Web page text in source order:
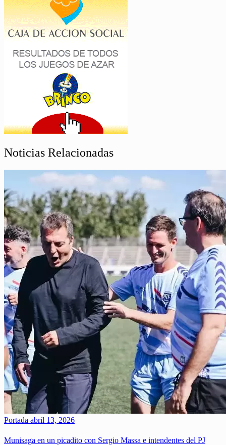
Noticias Relacionadas
Portada abril 13, 2026
Munisaga en un picadito con Sergio Massa e intendentes del PJ